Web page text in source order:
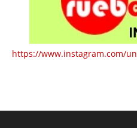
https://www.instagram.com/